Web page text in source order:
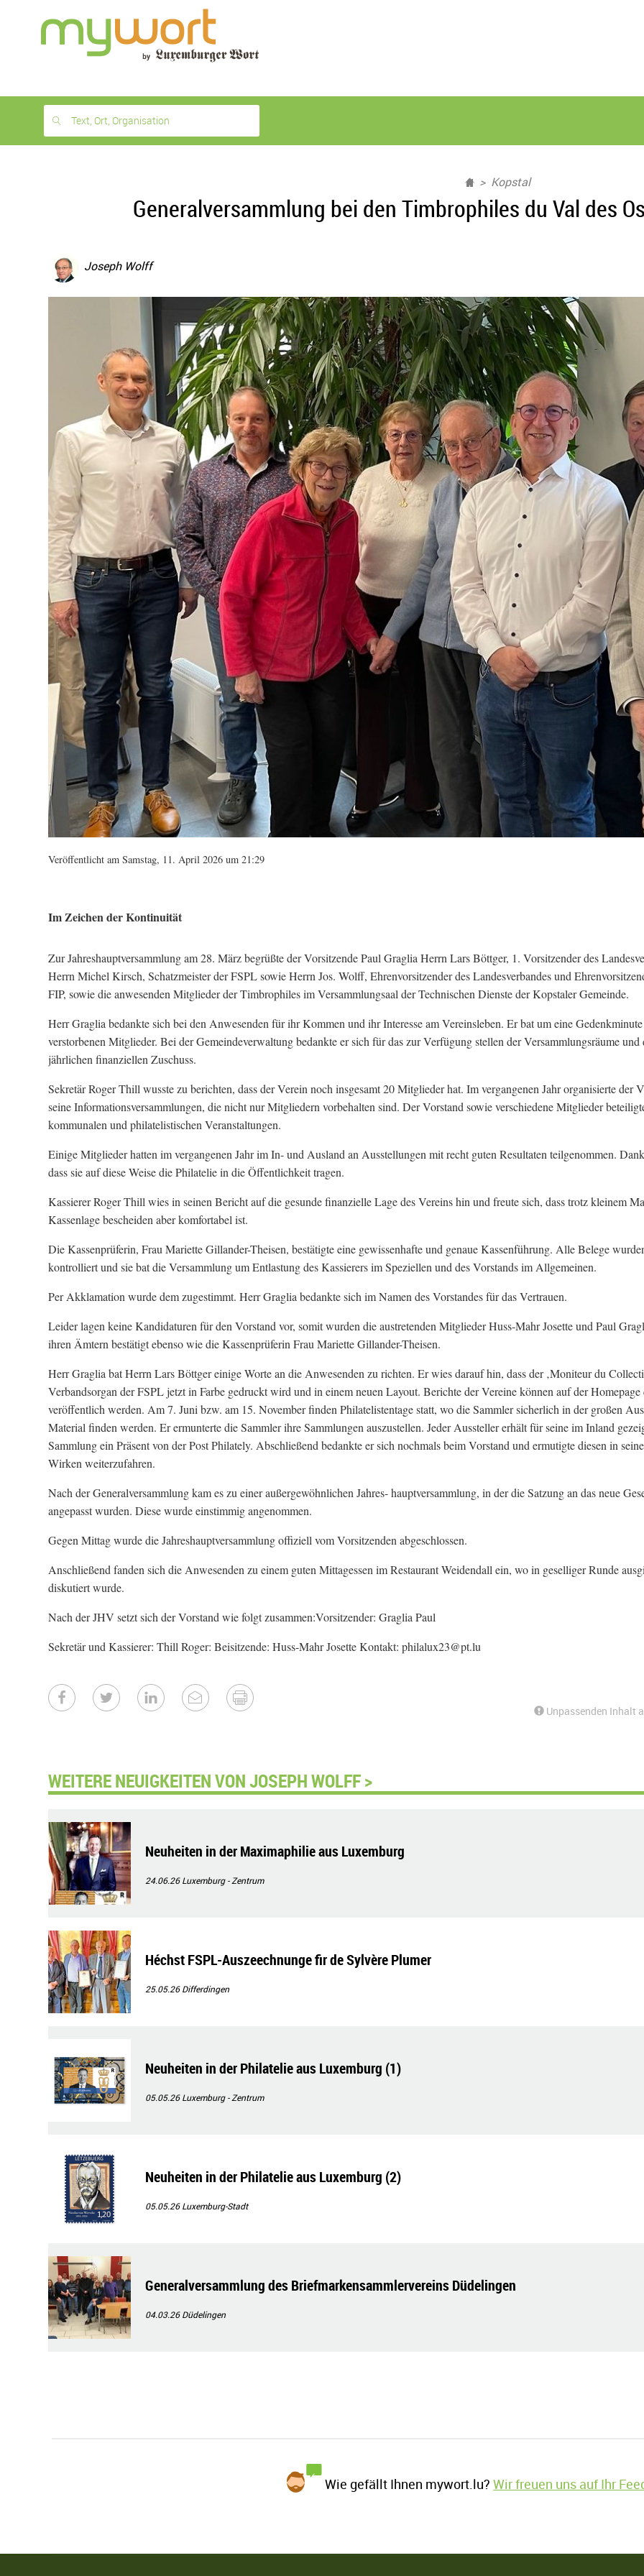
month
free
Text, Ort, Organisation
Kopstal
Generalversammlung bei den Timbrophiles du Val des
Joseph Wolff
Veröffentlicht am Samstag, 11. April 2026 um 21:29
Im Zeichen der Kontinuität
Zur Jahreshauptversammlung am 28. März begrüßte der Vorsitzende Paul Graglia Herrn Lars Böttger, 1. Vorsitzender des
Herrn Michel Kirsch, Schatzmeister der FSPL sowie Herrn Jos. Wolff, Ehrenvorsitzender des Landesverbandes und
FIP, sowie die anwesenden Mitglieder der Timbrophiles im Versammlungsaal der Technischen Dienste der Kopstaler Gemeinde.
Herr Graglia bedankte sich bei den Anwesenden für ihr Kommen und ihr Interesse am Vereinsleben. Er bat um eine
verstorbenen Mitglieder. Bei der Gemeindeverwaltung bedankte er sich für das zur Verfügung stellen der Versammlungsräume und
jährlichen finanziellen Zuschuss.
Sekretär Roger Thill wusste zu berichten, dass der Verein noch insgesamt 20 Mitglieder hat. Im vergangenen Jahr organisierte der
seine Informationsversammlungen, die nicht nur Mitgliedern vorbehalten sind. Der Vorstand sowie verschiedene Mitglieder
kommunalen und philatelistischen Veranstaltungen.
Einige Mitglieder hatten im vergangenen Jahr im In- und Ausland an Ausstellungen mit recht guten Resultaten teilgenommen.
dass sie auf diese Weise die Philatelie in die Öffentlichkeit tragen.
Kassierer Roger Thill wies in seinen Bericht auf die gesunde finanzielle Lage des Vereins hin und freute sich, dass trotz kleinem
Kassenlage bescheiden aber komfortabel ist.
Die Kassenprüferin, Frau Mariette Gillander-Theisen, bestätigte eine gewissenhafte und genaue Kassenführung. Alle Belege
kontrolliert und sie bat die Versammlung um Entlastung des Kassierers im Speziellen und des Vorstands im Allgemeinen.
Per Akklamation wurde dem zugestimmt. Herr Graglia bedankte sich im Namen des Vorstandes für das Vertrauen.
Leider lagen keine Kandidaturen für den Vorstand vor, somit wurden die austretenden Mitglieder Huss-Mahr Josette und Paul
ihren Ämtern bestätigt ebenso wie die Kassenprüferin Frau Mariette Gillander-Theisen.
Herr Graglia bat Herrn Lars Böttger einige Worte an die Anwesenden zu richten. Er wies darauf hin, dass der ‚Moniteur du
Verbandsorgan der FSPL jetzt in Farbe gedruckt wird und in einem neuen Layout. Berichte der Vereine können auf der
veröffentlich werden. Am 7. Juni bzw. am 15. November finden Philatelistentage statt, wo die Sammler sicherlich in der großen
Material finden werden. Er ermunterte die Sammler ihre Sammlungen auszustellen. Jeder Aussteller erhält für seine im Inland
Sammlung ein Präsent von der Post Philately. Abschließend bedankte er sich nochmals beim Vorstand und ermutigte diesen in
Wirken weiterzufahren.
Nach der Generalversammlung kam es zu einer außergewöhnlichen Jahres- hauptversammlung, in der die Satzung an das neue
angepasst wurden. Diese wurde einstimmig angenommen.
Gegen Mittag wurde die Jahreshauptversammlung offiziell vom Vorsitzenden abgeschlossen.
Anschließend fanden sich die Anwesenden zu einem guten Mittagessen im Restaurant Weidendall ein, wo in geselliger Runde
diskutiert wurde.
Nach der JHV setzt sich der Vorstand wie folgt zusammen:Vorsitzender: Graglia Paul
Sekretär und Kassierer: Thill Roger: Beisitzende: Huss-Mahr Josette Kontakt: philalux23@pt.lu
Unpassenden Inhalt
WEITERE NEUIGKEITEN VON JOSEPH WOLFF >
Neuheiten in der Maximaphilie aus Luxemburg
24.06.26Luxemburg - Zentrum
Héchst FSPL-Auszeechnunge fir de Sylvère Plumer
25.05.26Differdingen
Neuheiten in der Philatelie aus Luxemburg (1)
05.05.26Luxemburg - Zentrum
Neuheiten in der Philatelie aus Luxemburg (2)
05.05.26Luxemburg-Stadt
Generalversammlung des Briefmarkensammlervereins Düdelingen
04.03.26Düdelingen
Wie gefällt Ihnen mywort.lu?Wir freuen uns auf Ihr